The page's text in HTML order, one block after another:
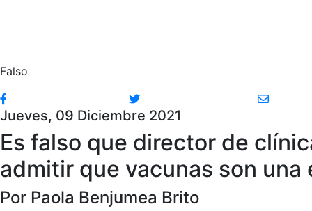
Falso
Jueves, 09 Diciembre 2021
Es falso que director de
admitir que vacunas son una
Por Paola Benjumea Brito